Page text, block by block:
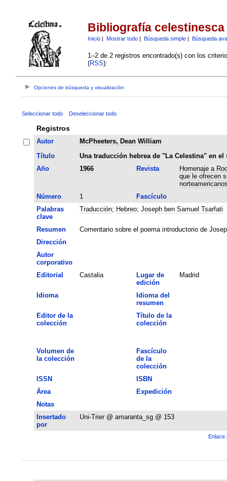
Bibliografía celestinesca
Inicio| Mostrar todo| Búsqueda simple| Búsqueda
1–2 de 2 registros encontrado(s) con los
(RSS):
Opciones de búsqueda y visualización
Seleccionar todo Deseleccionar todo
Registros
Autor
McPheeters, Dean William
Título
Una traducción hebrea de "La Celestina" en el
Año
1966 Revista
Homenaje a
que le ofrecen
Número
1
Fascículo
Palabras
clave
Traducción; Hebreo; Joseph ben Samuel Tsarfati
Resumen
Comentario sobre el poema introductorio de
Dirección
Autor
corporativo
Editorial
Castalia
Lugar de
edición
Madrid
Idioma
Idioma del
resumen
Editor de la
colección
Título de la
colección
Volumen de
la colección
Fascículo
de la
colección
ISSN
ISBN
Área
Expedición
Notas
Insertado
por
Uni-Trier @ amaranta_sg @ 153
Enlace